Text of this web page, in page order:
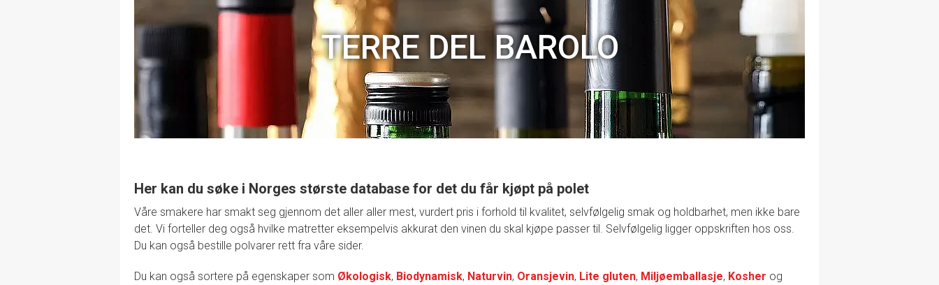
TERRE DEL BAROLO
Her kan du søke i Norges største database for det du får kjøpt på polet
Våre smakere har smakt seg gjennom det aller aller mest, vurdert pris i forhold til kvalitet, selvfølgelig smak og holdbarhet, men ikke bare
det. Vi forteller deg også hvilke matretter eksempelvis akkurat den vinen du skal kjøpe passer til. Selvfølgelig ligger oppskriften hos oss.
Du kan også bestille polvarer rett fra våre sider.
Du kan også sortere på egenskaper som Økologisk, Biodynamisk, Naturvin, Oransjevin, Lite gluten, Miljøemballasje, Kosher og